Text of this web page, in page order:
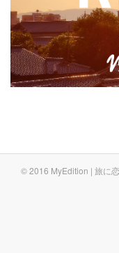
© 2016 MyEdition | 旅に